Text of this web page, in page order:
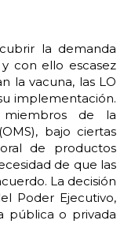
la demanda
con ello escasez
la vacuna, las LO
implementación.
de la
bajo ciertas
de productos
de que las
La decisión
Poder Ejecutivo,
pública o privada